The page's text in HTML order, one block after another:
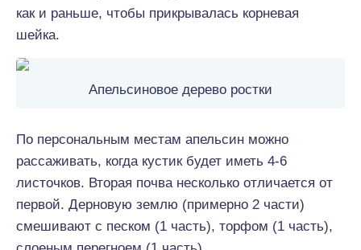
как и раньше, чтобы прикрывалась корневая
шейка.
Апельсиновое дерево ростки
По персональным местам апельсин можно
рассаживать, когда кустик будет иметь 4-6
листочков. Вторая почва несколько отличается от
первой. Дерновую землю (примерно 2 части)
смешивают с песком (1 часть), торфом (1 часть),